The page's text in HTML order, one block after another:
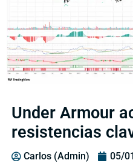
Under Armour
resistencias
Carlos (Admin) 05/